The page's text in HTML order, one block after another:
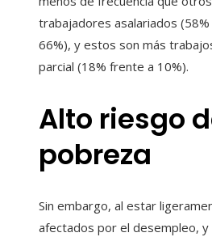
trabajadores asalariados
66%), y estos son más
parcial (18% frente a 10%).
Alto riesgo
pobreza
Sin embargo, al estar
afectados por el desempleo,